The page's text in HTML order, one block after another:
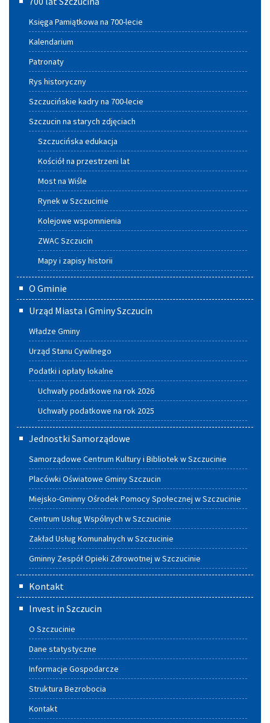
Księga Pamiątkowa na 700-lecie
Kalendarium
Patronaty
Rys historyczny
Szczucińskie kadry na 700-lecie
Szczucin na starych zdjęciach
Szczucińska edukacja
Kościół na przestrzeni lat
Most na Wiśle
Rynek w Szczucinie
Kolejowe wspomnienia
ZWAC Szczucin
Mapy i zapisy historii
O Gminie
Urząd Miasta i Gminy Szczucin
Władze Gminy
Urząd Stanu Cywilnego
Podatki i opłaty lokalne
Uchwały podatkowe na rok 2026
Uchwały podatkowe na rok 2025
Jednostki Samorządowe
Samorządowe Centrum Kultury i Bibliotek w Szczucinie
Placówki Oświatowe Gminy Szczucin
Miejsko-Gminny Ośrodek Pomocy Społecznej w Szczucinie
Centrum Usług Wspólnych w Szczucinie
Zakład Usług Komunalnych w Szczucinie
Gminny Zespół Opieki Zdrowotnej w Szczucinie
Kontakt
Invest in Szczucin
O Szczucinie
Dane statystyczne
Informacje Gospodarcze
Struktura Bezrobocia
Kontakt